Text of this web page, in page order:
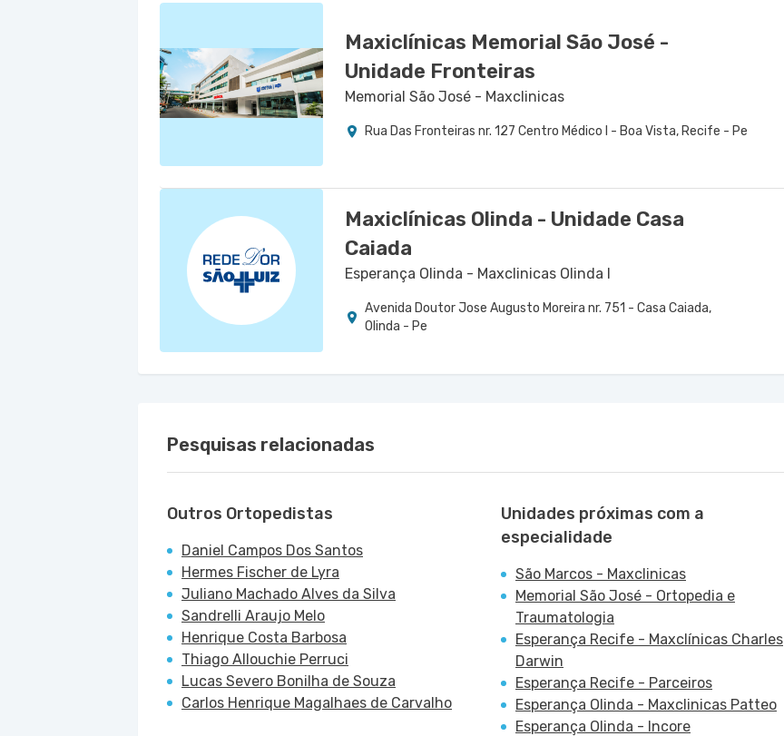
Maxiclínicas Memorial São José -
Unidade Fronteiras
Memorial São José - Maxclinicas
Rua Das Fronteiras nr. 127 Centro Médico I - Boa Vista, Recife - Pe
Maxiclínicas Olinda - Unidade Casa
Caiada
Esperança Olinda - Maxclinicas Olinda I
Avenida Doutor Jose Augusto Moreira nr. 751 - Casa Caiada,
Olinda - Pe
Pesquisas relacionadas
Outros Ortopedistas
Daniel Campos Dos Santos
Hermes Fischer de Lyra
Juliano Machado Alves da Silva
Sandrelli Araujo Melo
Henrique Costa Barbosa
Thiago Allouchie Perruci
Lucas Severo Bonilha de Souza
Carlos Henrique Magalhaes de Carvalho
Unidades próximas com a
especialidade
São Marcos - Maxclinicas
Memorial São José - Ortopedia e
Traumatologia
Esperança Recife - Maxclínicas Charles
Darwin
Esperança Recife - Parceiros
Esperança Olinda - Maxclinicas Patteo
Esperança Olinda - Incore